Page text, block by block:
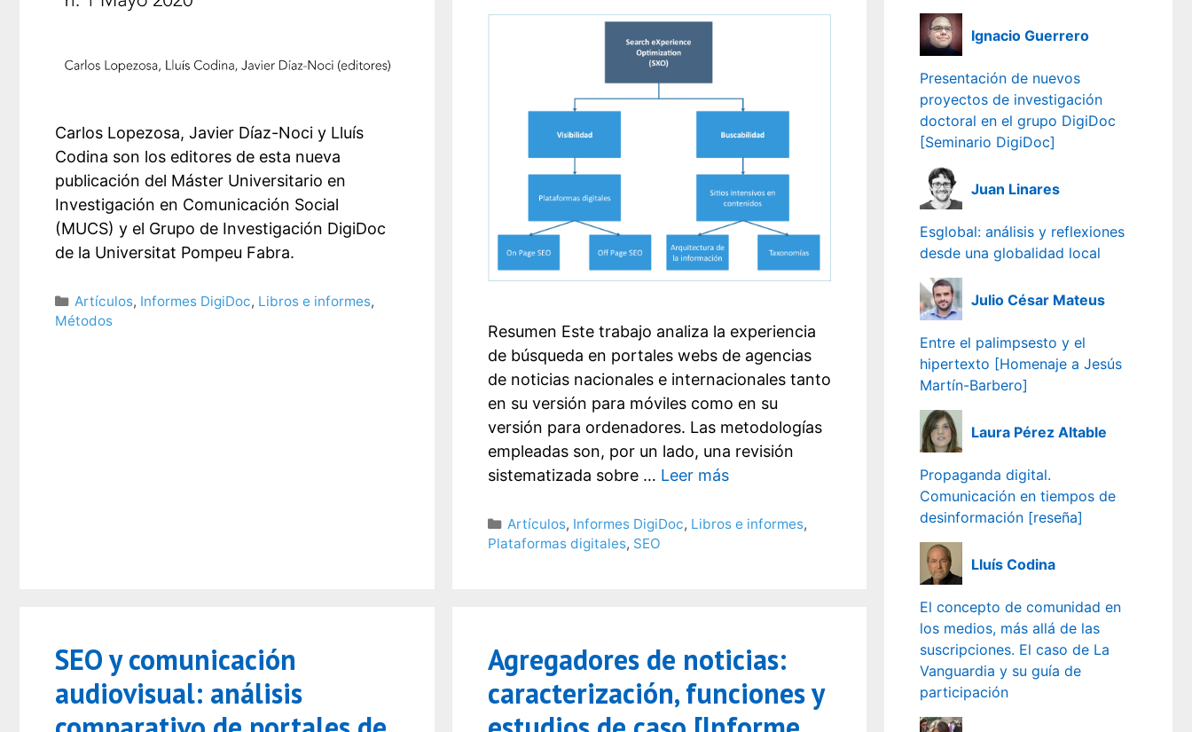
Carlos Lopezosa, Javier Díaz-Noci y Lluís
Codina son los editores de esta nueva
publicación del Máster Universitario en
Investigación en Comunicación Social
(MUCS) y el Grupo de Investigación DigiDoc
de la Universitat Pompeu Fabra.
Categorías
Artículos, Informes DigiDoc, Libros e informes,
Métodos
Resumen Este trabajo analiza la experiencia
de búsqueda en portales webs de agencias
de noticias nacionales e internacionales tanto
en su versión para móviles como en su
versión para ordenadores. Las metodologías
empleadas son, por un lado, una revisión
sistematizada sobre … Leer más
Categorías
Artículos, Informes DigiDoc, Libros e informes,
Plataformas digitales, SEO
SEO y comunicación
audiovisual: análisis
Agregadores de noticias:
caracterización, funciones y
Ignacio Guerrero
Presentación de nuevos
proyectos de investigación
doctoral en el grupo DigiDoc
[Seminario DigiDoc]
Juan Linares
Esglobal: análisis y reflexiones
desde una globalidad local
Julio César Mateus
Entre el palimpsesto y el
hipertexto [Homenaje a Jesús
Martín-Barbero]
Laura Pérez Altable
Propaganda digital.
Comunicación en tiempos de
desinformación [reseña]
Lluís Codina
El concepto de comunidad en
los medios, más allá de las
suscripciones. El caso de La
Vanguardia y su guía de
participación